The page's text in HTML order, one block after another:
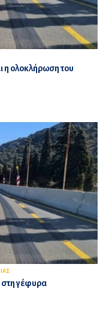
η ολοκλήρωση του
στη γέφυρα